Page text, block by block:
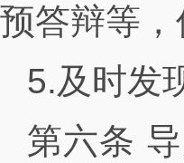
预答辩等
5.及时发
第六条